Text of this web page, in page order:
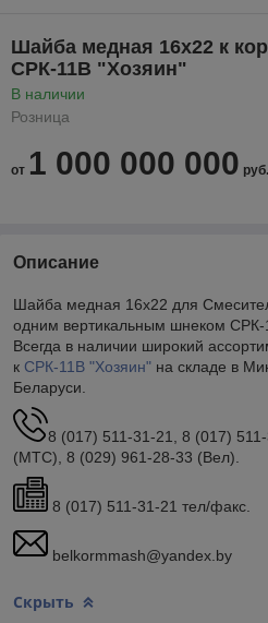
Шайба медная 16х22 к
СРК-11В "Хозяин"
В наличии
Розница
от 1 000 000 000 руб.
Описание
Шайба медная 16х22 для
одним вертикальным шнеком СРК-
Всегда в наличии широкий
к СРК-11В "Хозяин" на складе в
Беларуси.
8 (017) 511-31-21, 8 (017)
(МТС), 8 (029) 961-28-33 (Вел).
8 (017) 511-31-21 тел/факс.
belkormmash@yandex.by
Скрыть